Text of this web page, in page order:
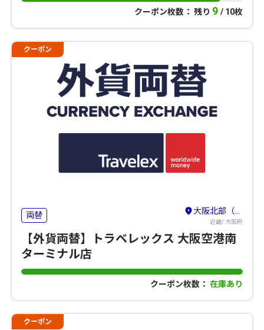
クーポン枚数： 残り 9 / 10枚
クーポン
両替 大阪北部（伊丹空港・吹田・豊中・茨木・箕面）
近畿/ 大阪府
【外貨両替】トラベレックス 大阪空港南
ターミナル店
クーポン枚数： 在庫あり
クーポン